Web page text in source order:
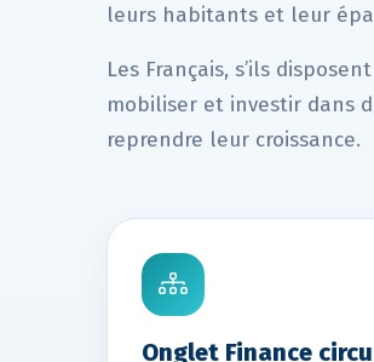
leurs habitants et leur
Les Français, s’ils
mobiliser et investir dans
reprendre leur croissance.
Onglet Finance